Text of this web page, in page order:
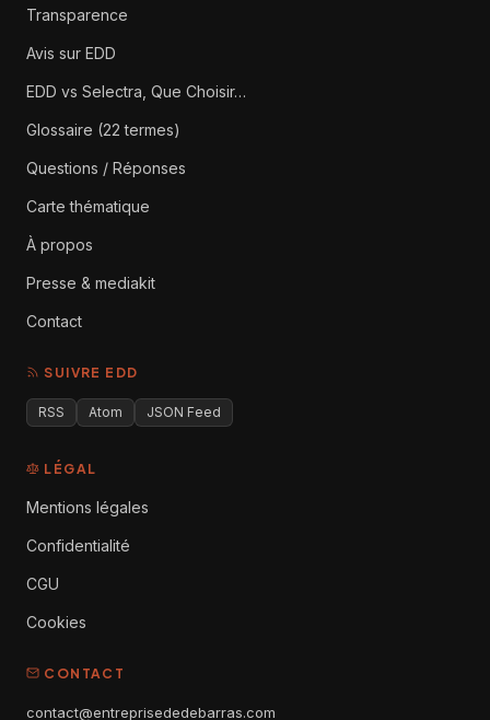
Transparence
Avis sur EDD
EDD vs Selectra, Que Choisir…
Glossaire (22 termes)
Questions / Réponses
Carte thématique
À propos
Presse & mediakit
Contact
SUIVRE EDD
RSS Atom JSON Feed
LÉGAL
Mentions légales
Confidentialité
CGU
Cookies
CONTACT
contact@entreprisededebarras.com